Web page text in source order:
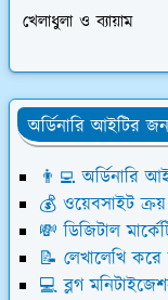
খেলাধুলা ও ব্যায়াম
অর্ডিনারি আইটির
👨‍💻 অর্ডিনারি
💰 ওয়েবসাইট
💸 ডিজিটাল
📝 লেখালেখি
💻 ব্লগ